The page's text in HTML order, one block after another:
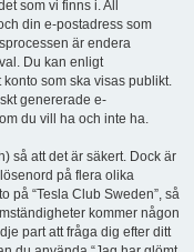
som vi finns i. All
din e-postadress som
är endera
Du kan enligt
som ska visas publikt.
genererade e-
du vill ha och inte ha.
så att det är säkert. Dock är
på flera olika
på “Tesla Club Sweden”, så
kommer någon
part att fråga dig efter ditt